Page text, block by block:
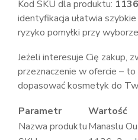
Kod SKU dla produktu:
identyfikacja ułatwia
ryzyko pomyłki przy
Jeżeli interesuje Cię zakup,
przeznaczenie w ofercie – to
dopasować kosmetyk do
Parametr
Wartość
Nazwa produktuManaslu